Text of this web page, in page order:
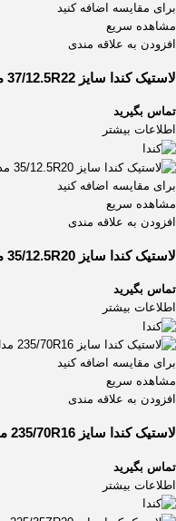
برای مقایسه اضافه کنید
مشاهده سریع
افزودن به علاقه مندی
لاستیک کندا سایز 37/12.5R22 مدل Klever R/T KR601
تماس بگیرید
اطلاعات بیشتر
برای مقایسه اضافه کنید
مشاهده سریع
افزودن به علاقه مندی
لاستیک کندا سایز 35/12.5R20 مدل Klever R/T KR601
تماس بگیرید
اطلاعات بیشتر
برای مقایسه اضافه کنید
مشاهده سریع
افزودن به علاقه مندی
لاستیک کندا سایز 235/70R16 مدل Klever R/T KR601
تماس بگیرید
اطلاعات بیشتر